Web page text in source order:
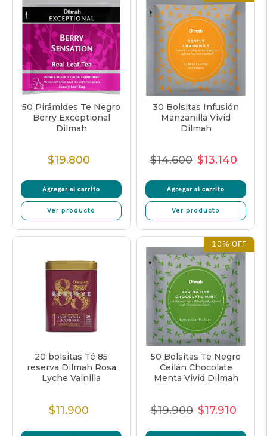
50 Pirámides Te Negro
Berry Exceptional
Dilmah
Precio
$19.800
Agregar al carrito
Ver producto
30 Bolsitas Infusión
Manzanilla Vivid
Dilmah
Precio
$14.600 Precio
oferta
$13.140
Agregar al carrito
Ver producto
20 bolsitas Té 85
reserva Dilmah Rosa
Lyche Vainilla
Precio
$11.900
10% OFF
50 Bolsitas Te Negro
Ceilán Chocolate
Menta Vivid Dilmah
Precio
$19.900 Precio
$17.910